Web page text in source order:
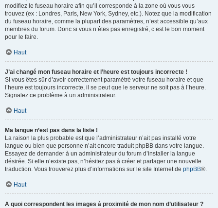
modifiez le fuseau horaire afin qu’il corresponde à la zone où vous vous
trouvez (ex : Londres, Paris, New York, Sydney, etc.). Notez que la modification
du fuseau horaire, comme la plupart des paramètres, n’est accessible qu’aux
membres du forum. Donc si vous n’êtes pas enregistré, c’est le bon moment
pour le faire.
Haut
J’ai changé mon fuseau horaire et l’heure est toujours incorrecte !
Si vous êtes sûr d’avoir correctement paramétré votre fuseau horaire et que
l’heure est toujours incorrecte, il se peut que le serveur ne soit pas à l’heure.
Signalez ce problème à un administrateur.
Haut
Ma langue n’est pas dans la liste !
La raison la plus probable est que l’administrateur n’ait pas installé votre
langue ou bien que personne n’ait encore traduit phpBB dans votre langue.
Essayez de demander à un administrateur du forum d’installer la langue
désirée. Si elle n’existe pas, n’hésitez pas à créer et partager une nouvelle
traduction. Vous trouverez plus d’informations sur le site Internet de phpBB®.
Haut
A quoi correspondent les images à proximité de mon nom d’utilisateur ?